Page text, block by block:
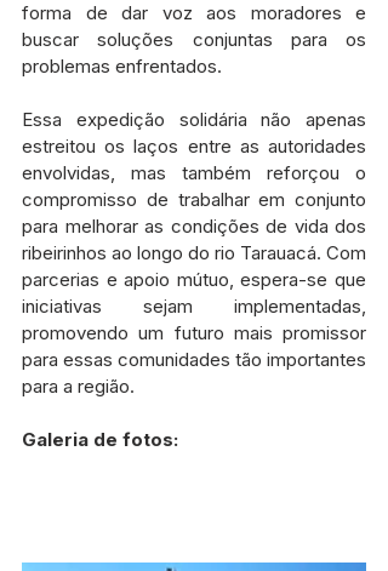
forma de dar voz aos moradores e
buscar soluções conjuntas para os
problemas enfrentados.
Essa expedição solidária não apenas
estreitou os laços entre as autoridades
envolvidas, mas também reforçou o
compromisso de trabalhar em conjunto
para melhorar as condições de vida dos
ribeirinhos ao longo do rio Tarauacá. Com
parcerias e apoio mútuo, espera-se que
iniciativas sejam implementadas,
promovendo um futuro mais promissor
para essas comunidades tão importantes
para a região.
Galeria de fotos: